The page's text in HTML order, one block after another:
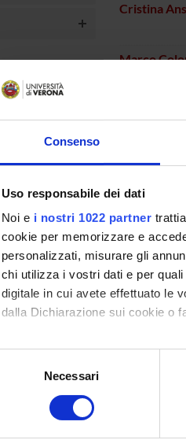
Consenso
Uso responsabile dei dati
Noi e i nostri 1022 partner
cookie per memorizzare e
personalizzati, misurare gli
chi utilizza i vostri dati e per
digitale in cui avete effettuato le
dalla Dichiarazione sui cookie o
Con il tuo consenso, vorremmo
raccogliere informazioni
digitali).
Necessari
Cristina
Marco
Massimo
SECTIONS
Biological